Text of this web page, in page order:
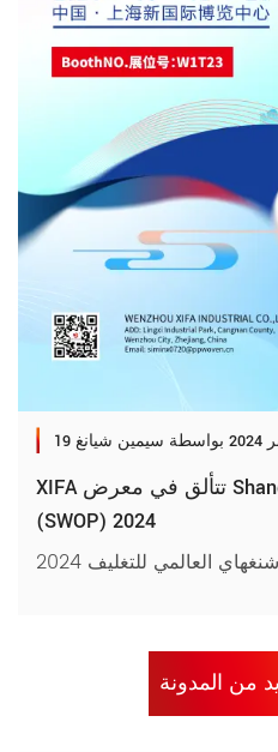
بواسطة سيمين شيانغ
XIFA تتألق في معرض Shanghai World of Packaging
(SWOP) 2024
من المدونة